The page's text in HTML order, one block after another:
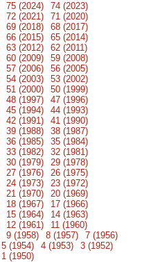
75 (2024)
74 (2023)
72 (2021)
71 (2020)
69 (2018)
68 (2017)
66 (2015)
65 (2014)
63 (2012)
62 (2011)
60 (2009)
59 (2008)
57 (2006)
56 (2005)
54 (2003)
53 (2002)
51 (2000)
50 (1999)
48 (1997)
47 (1996)
45 (1994)
44 (1993)
42 (1991)
41 (1990)
39 (1988)
38 (1987)
36 (1985)
35 (1984)
33 (1982)
32 (1981)
30 (1979)
29 (1978)
27 (1976)
26 (1975)
24 (1973)
23 (1972)
21 (1970)
20 (1969)
18 (1967)
17 (1966)
15 (1964)
14 (1963)
12 (1961)
11 (1960)
9 (1958) 8 (1957)
7 (1956)
5 (1954) 4 (1953)
3 (1952)
1 (1950)